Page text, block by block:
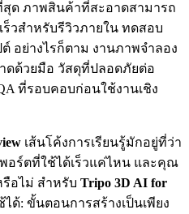
สุด ภาพสินค้าที่สะอาดสามารถ
ร็วสำหรับรีวิวภายใน ทดสอบ
อย่างไรก็ตาม งานภาพจำลอง
ด้วยมือ วัสดุที่ปลอดภัยต่อ
ที่รอบคอบก่อนใช้งานเชิง
เส้นโค้งการเรียนรู้มักอยู่ที่ว่า
อร์ตที่ใช้ได้เร็วแค่ไหน และคุณ
อไม่ สำหรับ Tripo 3D AI for
ได้: ขั้นตอนการสร้างเป็นเพียง